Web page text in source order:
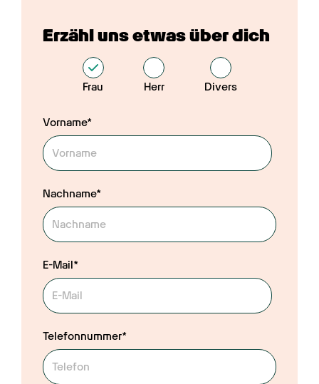
Erzähl uns etwas über dich
Frau Herr Divers
Vorname*
Nachname*
E-Mail*
Telefonnummer*